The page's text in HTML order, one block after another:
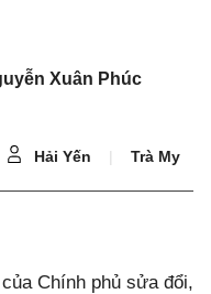
Xuân Phúc
Hải Yến | Trà My
Chính phủ sửa đổi,